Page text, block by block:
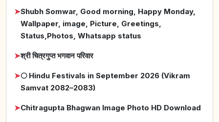
➤Shubh Somwar, Good morning, Happy Monday,
Wallpaper, image, Picture, Greetings,
Status,Photos, Whatsapp status
➤श्री चित्रगुप्त भगवान परिवार
➤🌕 Hindu Festivals in September 2026 (Vikram
Samvat 2082–2083)
➤Chitragupta Bhagwan Image Photo HD Download